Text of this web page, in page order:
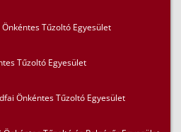
Tűzoltó Egyesület
Tűzoltó Egyesület
Önkéntes Tűzoltó Egyesület